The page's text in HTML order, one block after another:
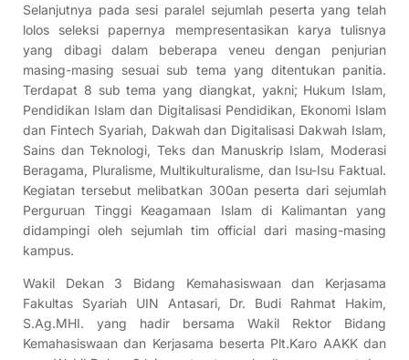
Selanjutnya pada sesi paralel sejumlah peserta yang telah
lolos seleksi papernya mempresentasikan karya tulisnya
yang dibagi dalam beberapa veneu dengan penjurian
masing-masing sesuai sub tema yang ditentukan panitia.
Terdapat 8 sub tema yang diangkat, yakni; Hukum Islam,
Pendidikan Islam dan Digitalisasi Pendidikan, Ekonomi Islam
dan Fintech Syariah, Dakwah dan Digitalisasi Dakwah Islam,
Sains dan Teknologi, Teks dan Manuskrip Islam, Moderasi
Beragama, Pluralisme, Multikulturalisme, dan Isu-Isu Faktual.
Kegiatan tersebut melibatkan 300an peserta dari sejumlah
Perguruan Tinggi Keagamaan Islam di Kalimantan yang
didampingi oleh sejumlah tim official dari masing-masing
kampus.
Wakil Dekan 3 Bidang Kemahasiswaan dan Kerjasama
Fakultas Syariah UIN Antasari, Dr. Budi Rahmat Hakim,
S.Ag.MHI. yang hadir bersama Wakil Rektor Bidang
Kemahasiswaan dan Kerjasama beserta Plt.Karo AAKK dan